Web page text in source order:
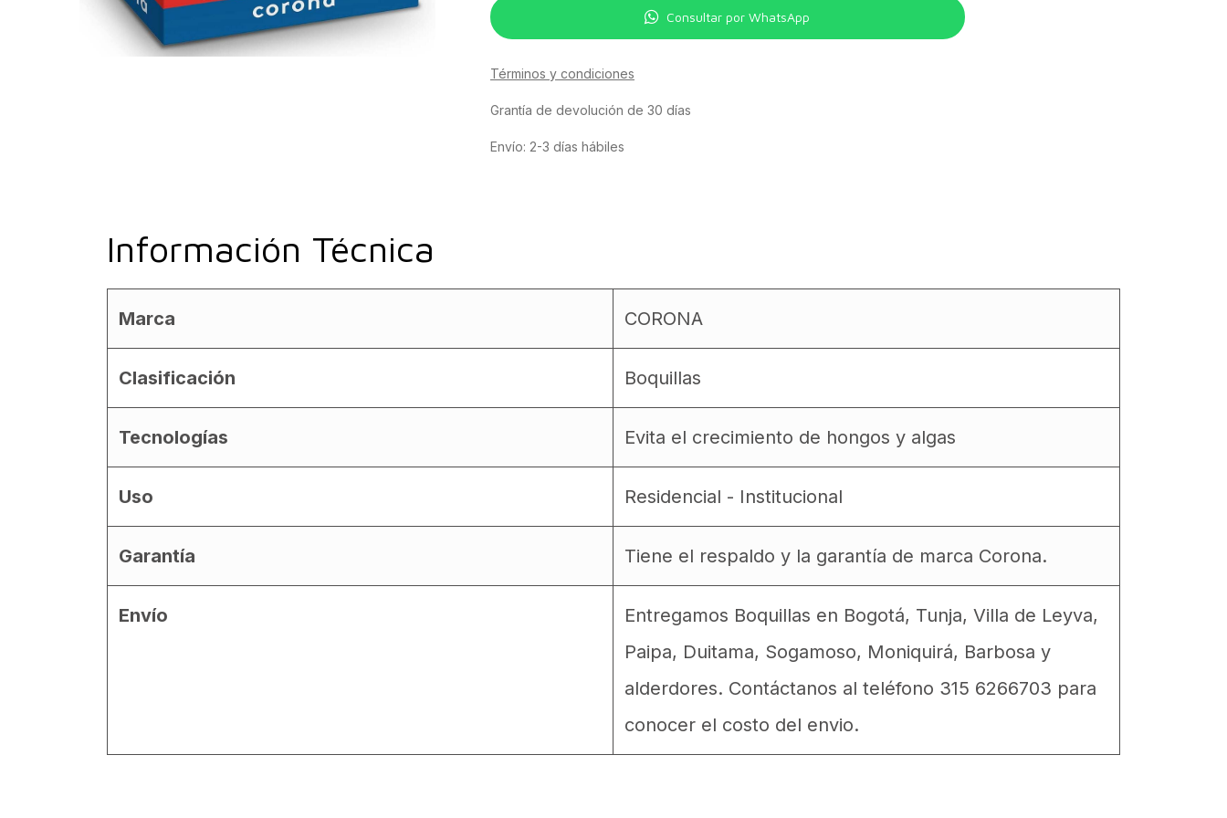
Consultar por WhatsApp
Términos y condiciones
Grantía de devolución de 30 días
Envío: 2-3 días hábiles
Información Técnica
Marca CORONA
Clasificación Boquillas
Tecnologías Evita el crecimiento de hongos y algas
Uso Residencial - Institucional
Garantía Tiene el respaldo y la garantía de marca Corona.
Envío
Entregamos Boquillas en Bogotá, Tunja, Villa de Leyva,
Paipa, Duitama, Sogamoso, Moniquirá, Barbosa y
alderdores. Contáctanos al teléfono 315 6266703 para
conocer el costo del envio.